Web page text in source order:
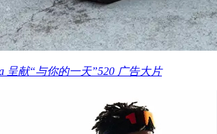
呈献“与你的一天”520 广告大片